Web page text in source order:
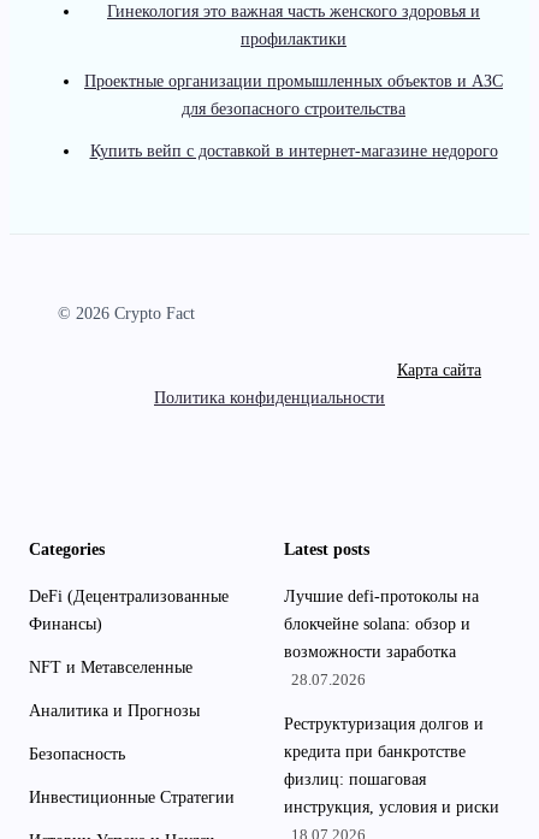
Гинекология это важная часть женского здоровья и
профилактики
Проектные организации промышленных объектов и АЗС
для безопасного строительства
Купить вейп с доставкой в интернет-магазине недорого
© 2026 Crypto Fact
Карта сайта
Политика конфиденциальности
Categories
DeFi (Децентрализованные
Финансы)
NFT и Метавселенные
Аналитика и Прогнозы
Безопасность
Инвестиционные Стратегии
Latest posts
Лучшие defi-протоколы на
блокчейне solana: обзор и
возможности заработка
28.07.2026
Реструктуризация долгов и
кредита при банкротстве
физлиц: пошаговая
инструкция, условия и риски
18.07.2026